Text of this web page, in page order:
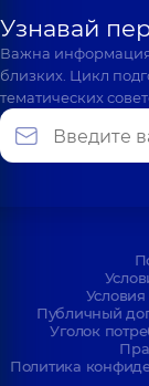
Узнавай
Важна информация
близких. Цикл
тематических
Публичный
Уголок
Политика